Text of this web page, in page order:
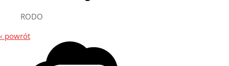
RODO
‹ powrót